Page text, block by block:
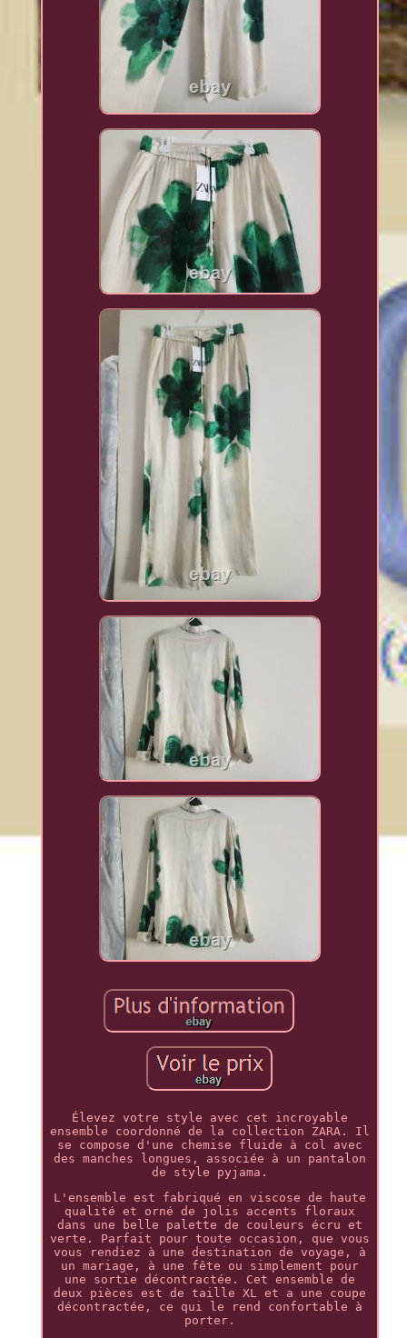
Élevez votre style avec cet incroyable
ensemble coordonné de la collection ZARA. Il
se compose d'une chemise fluide à col avec
des manches longues, associée à un pantalon
de style pyjama.
L'ensemble est fabriqué en viscose de haute
qualité et orné de jolis accents floraux
dans une belle palette de couleurs écru et
verte. Parfait pour toute occasion, que vous
vous rendiez à une destination de voyage, à
un mariage, à une fête ou simplement pour
une sortie décontractée. Cet ensemble de
deux pièces est de taille XL et a une coupe
décontractée, ce qui le rend confortable à
porter.